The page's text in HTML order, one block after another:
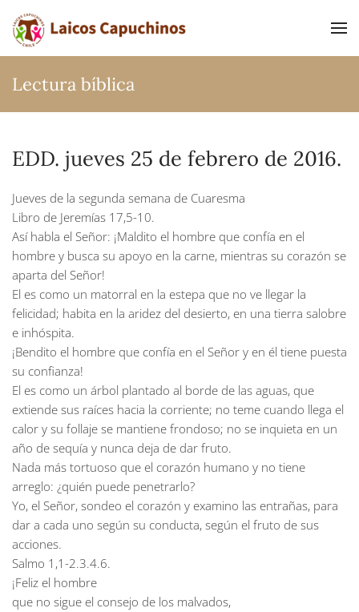
Ir al contenido principal
Lectura bíblica
EDD. jueves 25 de febrero de 2016.
Jueves de la segunda semana de Cuaresma
Libro de Jeremías 17,5-10.
Así habla el Señor: ¡Maldito el hombre que confía en el
hombre y busca su apoyo en la carne, mientras su corazón se
aparta del Señor!
El es como un matorral en la estepa que no ve llegar la
felicidad; habita en la aridez del desierto, en una tierra salobre
e inhóspita.
¡Bendito el hombre que confía en el Señor y en él tiene puesta
su confianza!
El es como un árbol plantado al borde de las aguas, que
extiende sus raíces hacia la corriente; no teme cuando llega el
calor y su follaje se mantiene frondoso; no se inquieta en un
año de sequía y nunca deja de dar fruto.
Nada más tortuoso que el corazón humano y no tiene
arreglo: ¿quién puede penetrarlo?
Yo, el Señor, sondeo el corazón y examino las entrañas, para
dar a cada uno según su conducta, según el fruto de sus
acciones.
Salmo 1,1-2.3.4.6.
¡Feliz el hombre
que no sigue el consejo de los malvados,